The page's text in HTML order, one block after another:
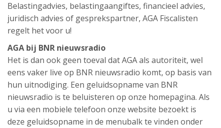
Belastingadvies, belastingaangiftes, financieel advies,
juridisch advies of gesprekspartner, AGA Fiscalisten
regelt het voor u!
AGA bij BNR nieuwsradio
Het is dan ook geen toeval dat AGA als autoriteit, wel
eens vaker live op BNR nieuwsradio komt, op basis van
hun uitnodiging. Een geluidsopname van BNR
nieuwsradio is te beluisteren op onze homepagina. Als
u via een mobiele telefoon onze website bezoekt is
deze geluidsopname in de menubalk te vinden onder